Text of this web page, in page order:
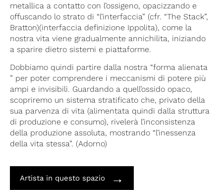
metallica a contatto con l’ossigeno, opacizzando e
offuscando lo strato di “l’interfaccia” (cfr. “The Stack”,
Bratton)(interfaccia definizione Ippolita), come la
nostra vita viene gradualmente annichilita, iniziando
a sparire dietro sistemi e piattaforme.
Dobbiamo quindi partire dalla nostra “forma alienata
” per poter comprendere i meccanismi di potere più
ampi e invisibili. Guardando a quell’ossido opaco,
scopriremo un sistema stratificato che, privato della
sua parvenza di vita (alimentata quindi dalla struttura
di produzione e consumo), rivelerà l’inconsistenza
della produzione assoluta, mostrando “l’inessenza
della vita stessa”. (Adorno)
Artista in questo spazio →